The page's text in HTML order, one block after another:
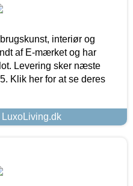
interiør og
af E-mærket og har
Levering sker næste
Klik her for at se deres